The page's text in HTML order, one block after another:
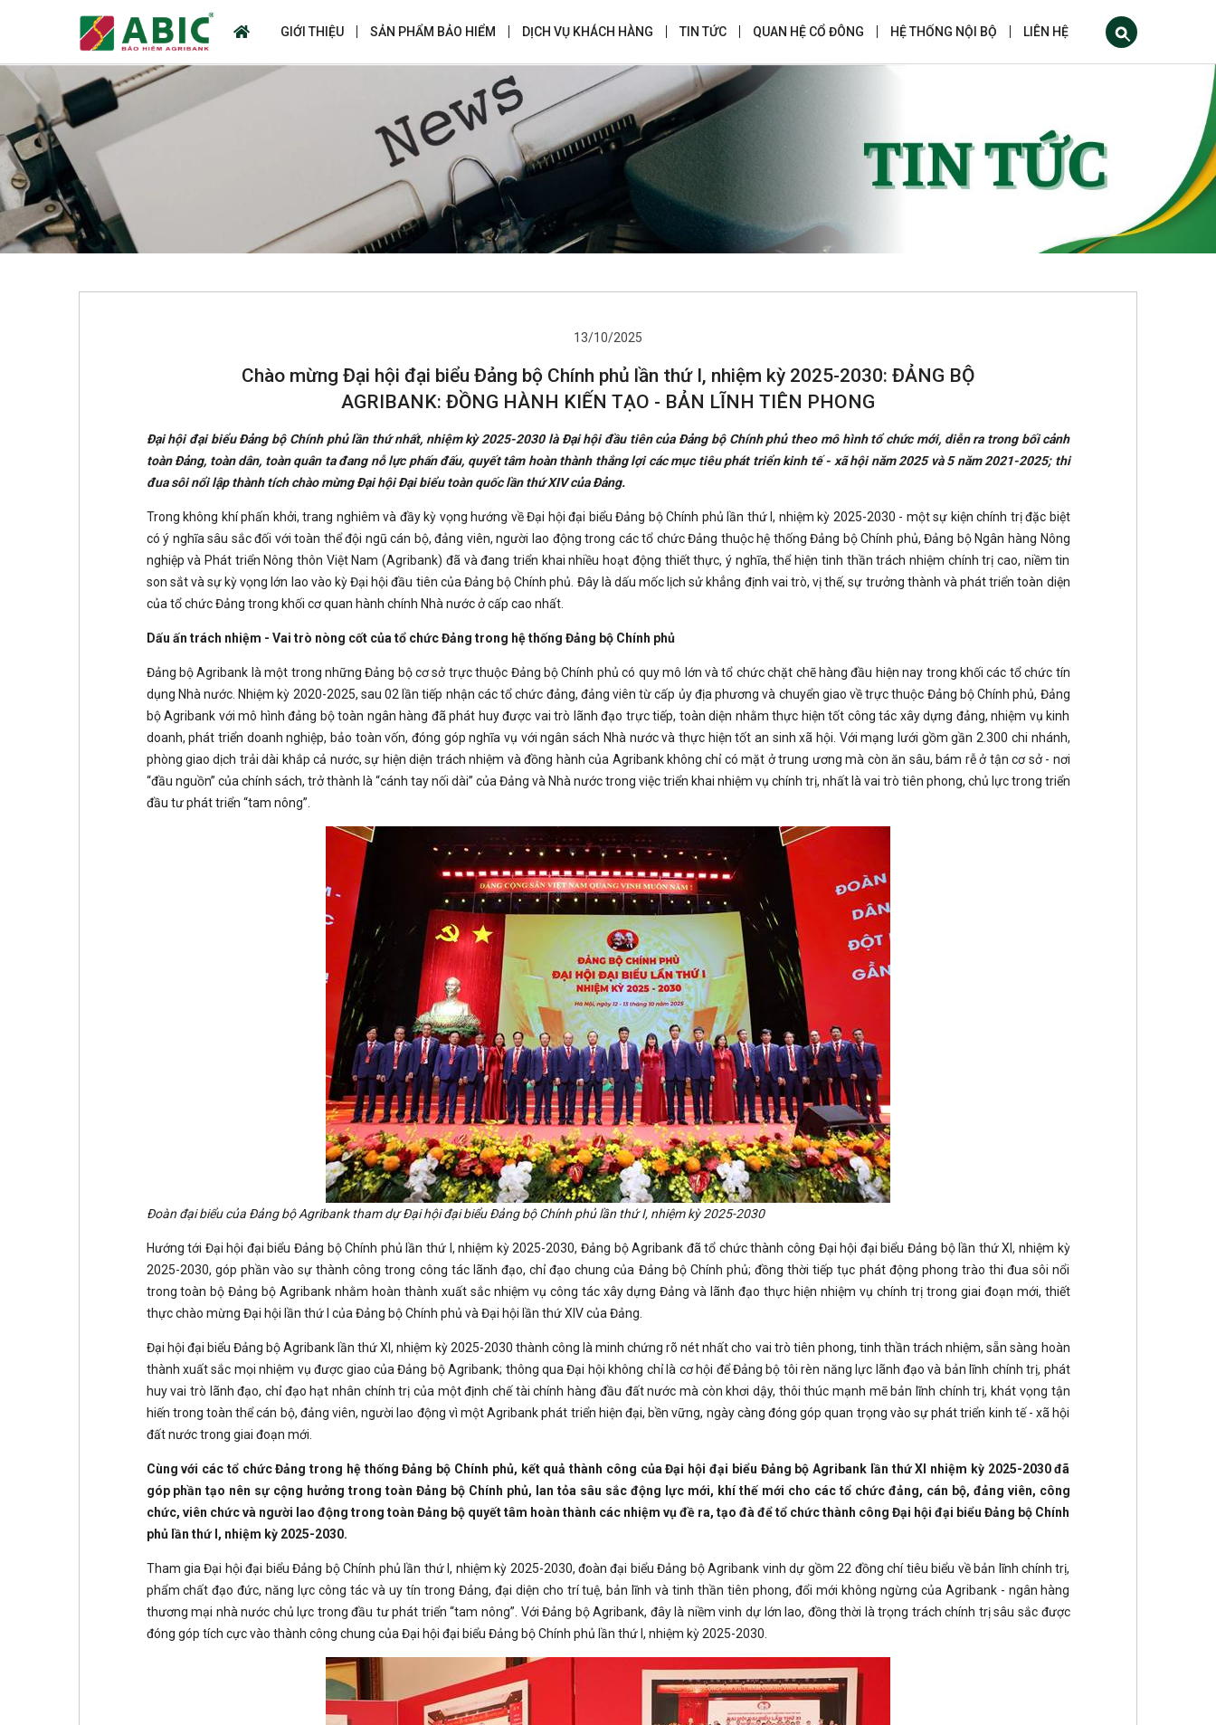
GIỚI THIỆU SẢN PHẨM BẢO HIỂM DỊCH VỤ KHÁCH HÀNG TIN TỨC QUAN HỆ CỔ ĐÔNG HỆ THỐNG NỘI BỘ LIÊN HỆ
13/10/2025
Chào mừng Đại hội đại biểu Đảng bộ Chính phủ lần thứ I, nhiệm kỳ 2025-2030: ĐẢNG BỘ
AGRIBANK: ĐỒNG HÀNH KIẾN TẠO - BẢN LĨNH TIÊN PHONG
Đại hội đại biểu Đảng bộ Chính phủ lần thứ nhất, nhiệm kỳ 2025-2030 là Đại hội đầu tiên của Đảng bộ Chính phủ theo mô hình tổ chức mới, diễn ra trong bối cảnh
toàn Đảng, toàn dân, toàn quân ta đang nỗ lực phấn đấu, quyết tâm hoàn thành thắng lợi các mục tiêu phát triển kinh tế - xã hội năm 2025 và 5 năm 2021-2025; thi
đua sôi nổi lập thành tích chào mừng Đại hội Đại biểu toàn quốc lần thứ XIV của Đảng.
Trong không khí phấn khởi, trang nghiêm và đầy kỳ vọng hướng về Đại hội đại biểu Đảng bộ Chính phủ lần thứ I, nhiệm kỳ 2025-2030 - một sự kiện chính trị đặc biệt
có ý nghĩa sâu sắc đối với toàn thể đội ngũ cán bộ, đảng viên, người lao động trong các tổ chức Đảng thuộc hệ thống Đảng bộ Chính phủ, Đảng bộ Ngân hàng Nông
nghiệp và Phát triển Nông thôn Việt Nam (Agribank) đã và đang triển khai nhiều hoạt động thiết thực, ý nghĩa, thể hiện tinh thần trách nhiệm chính trị cao, niềm tin
son sắt và sự kỳ vọng lớn lao vào kỳ Đại hội đầu tiên của Đảng bộ Chính phủ. Đây là dấu mốc lịch sử khẳng định vai trò, vị thế, sự trưởng thành và phát triển toàn diện
của tổ chức Đảng trong khối cơ quan hành chính Nhà nước ở cấp cao nhất.
Dấu ấn trách nhiệm - Vai trò nòng cốt của tổ chức Đảng trong hệ thống Đảng bộ Chính phủ
Đảng bộ Agribank là một trong những Đảng bộ cơ sở trực thuộc Đảng bộ Chính phủ có quy mô lớn và tổ chức chặt chẽ hàng đầu hiện nay trong khối các tổ chức tín
dụng Nhà nước. Nhiệm kỳ 2020-2025, sau 02 lần tiếp nhận các tổ chức đảng, đảng viên từ cấp ủy địa phương và chuyển giao về trực thuộc Đảng bộ Chính phủ, Đảng
bộ Agribank với mô hình đảng bộ toàn ngân hàng đã phát huy được vai trò lãnh đạo trực tiếp, toàn diện nhằm thực hiện tốt công tác xây dựng đảng, nhiệm vụ kinh
doanh, phát triển doanh nghiệp, bảo toàn vốn, đóng góp nghĩa vụ với ngân sách Nhà nước và thực hiện tốt an sinh xã hội. Với mạng lưới gồm gần 2.300 chi nhánh,
phòng giao dịch trải dài khắp cả nước, sự hiện diện trách nhiệm và đồng hành của Agribank không chỉ có mặt ở trung ương mà còn ăn sâu, bám rễ ở tận cơ sở - nơi
“đầu nguồn” của chính sách, trở thành là “cánh tay nối dài” của Đảng và Nhà nước trong việc triển khai nhiệm vụ chính trị, nhất là vai trò tiên phong, chủ lực trong triển
đầu tư phát triển “tam nông”.
Đoàn đại biểu của Đảng bộ Agribank tham dự Đại hội đại biểu Đảng bộ Chính phủ lần thứ I, nhiệm kỳ 2025-2030
Hướng tới Đại hội đại biểu Đảng bộ Chính phủ lần thứ I, nhiệm kỳ 2025-2030, Đảng bộ Agribank đã tổ chức thành công Đại hội đại biểu Đảng bộ lần thứ XI, nhiệm kỳ
2025-2030, góp phần vào sự thành công trong công tác lãnh đạo, chỉ đạo chung của Đảng bộ Chính phủ; đồng thời tiếp tục phát động phong trào thi đua sôi nổi
trong toàn bộ Đảng bộ Agribank nhằm hoàn thành xuất sắc nhiệm vụ công tác xây dựng Đảng và lãnh đạo thực hiện nhiệm vụ chính trị trong giai đoạn mới, thiết
thực chào mừng Đại hội lần thứ I của Đảng bộ Chính phủ và Đại hội lần thứ XIV của Đảng.
Đại hội đại biểu Đảng bộ Agribank lần thứ XI, nhiệm kỳ 2025-2030 thành công là minh chứng rõ nét nhất cho vai trò tiên phong, tinh thần trách nhiệm, sẵn sàng hoàn
thành xuất sắc mọi nhiệm vụ được giao của Đảng bộ Agribank; thông qua Đại hội không chỉ là cơ hội để Đảng bộ tôi rèn năng lực lãnh đạo và bản lĩnh chính trị, phát
huy vai trò lãnh đạo, chỉ đạo hạt nhân chính trị của một định chế tài chính hàng đầu đất nước mà còn khơi dậy, thôi thúc mạnh mẽ bản lĩnh chính trị, khát vọng tận
hiến trong toàn thể cán bộ, đảng viên, người lao động vì một Agribank phát triển hiện đại, bền vững, ngày càng đóng góp quan trọng vào sự phát triển kinh tế - xã hội
đất nước trong giai đoạn mới.
Cùng với các tổ chức Đảng trong hệ thống Đảng bộ Chính phủ, kết quả thành công của Đại hội đại biểu Đảng bộ Agribank lần thứ XI nhiệm kỳ 2025-2030 đã
góp phần tạo nên sự cộng hưởng trong toàn Đảng bộ Chính phủ, lan tỏa sâu sắc động lực mới, khí thế mới cho các tổ chức đảng, cán bộ, đảng viên, công
chức, viên chức và người lao động trong toàn Đảng bộ quyết tâm hoàn thành các nhiệm vụ đề ra, tạo đà để tổ chức thành công Đại hội đại biểu Đảng bộ Chính
phủ lần thứ I, nhiệm kỳ 2025-2030.
Tham gia Đại hội đại biểu Đảng bộ Chính phủ lần thứ I, nhiệm kỳ 2025-2030, đoàn đại biểu Đảng bộ Agribank vinh dự gồm 22 đồng chí tiêu biểu về bản lĩnh chính trị,
phẩm chất đạo đức, năng lực công tác và uy tín trong Đảng, đại diện cho trí tuệ, bản lĩnh và tinh thần tiên phong, đổi mới không ngừng của Agribank - ngân hàng
thương mại nhà nước chủ lực trong đầu tư phát triển “tam nông”. Với Đảng bộ Agribank, đây là niềm vinh dự lớn lao, đồng thời là trọng trách chính trị sâu sắc được
đóng góp tích cực vào thành công chung của Đại hội đại biểu Đảng bộ Chính phủ lần thứ I, nhiệm kỳ 2025-2030.